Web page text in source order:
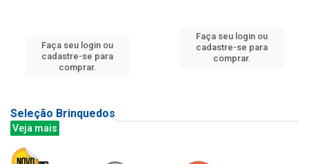
Faça seu login ou
cadastre-se para
comprar.
Faça seu login ou
cadastre-se para
comprar.
Seleção Brinquedos
Veja mais